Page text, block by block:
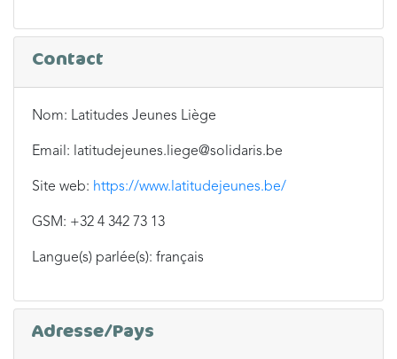
Contact
Nom: Latitudes Jeunes Liège
Email: latitudejeunes.liege@solidaris.be
Site web: https://www.latitudejeunes.be/
GSM: +32 4 342 73 13
Langue(s) parlée(s): français
Adresse/Pays